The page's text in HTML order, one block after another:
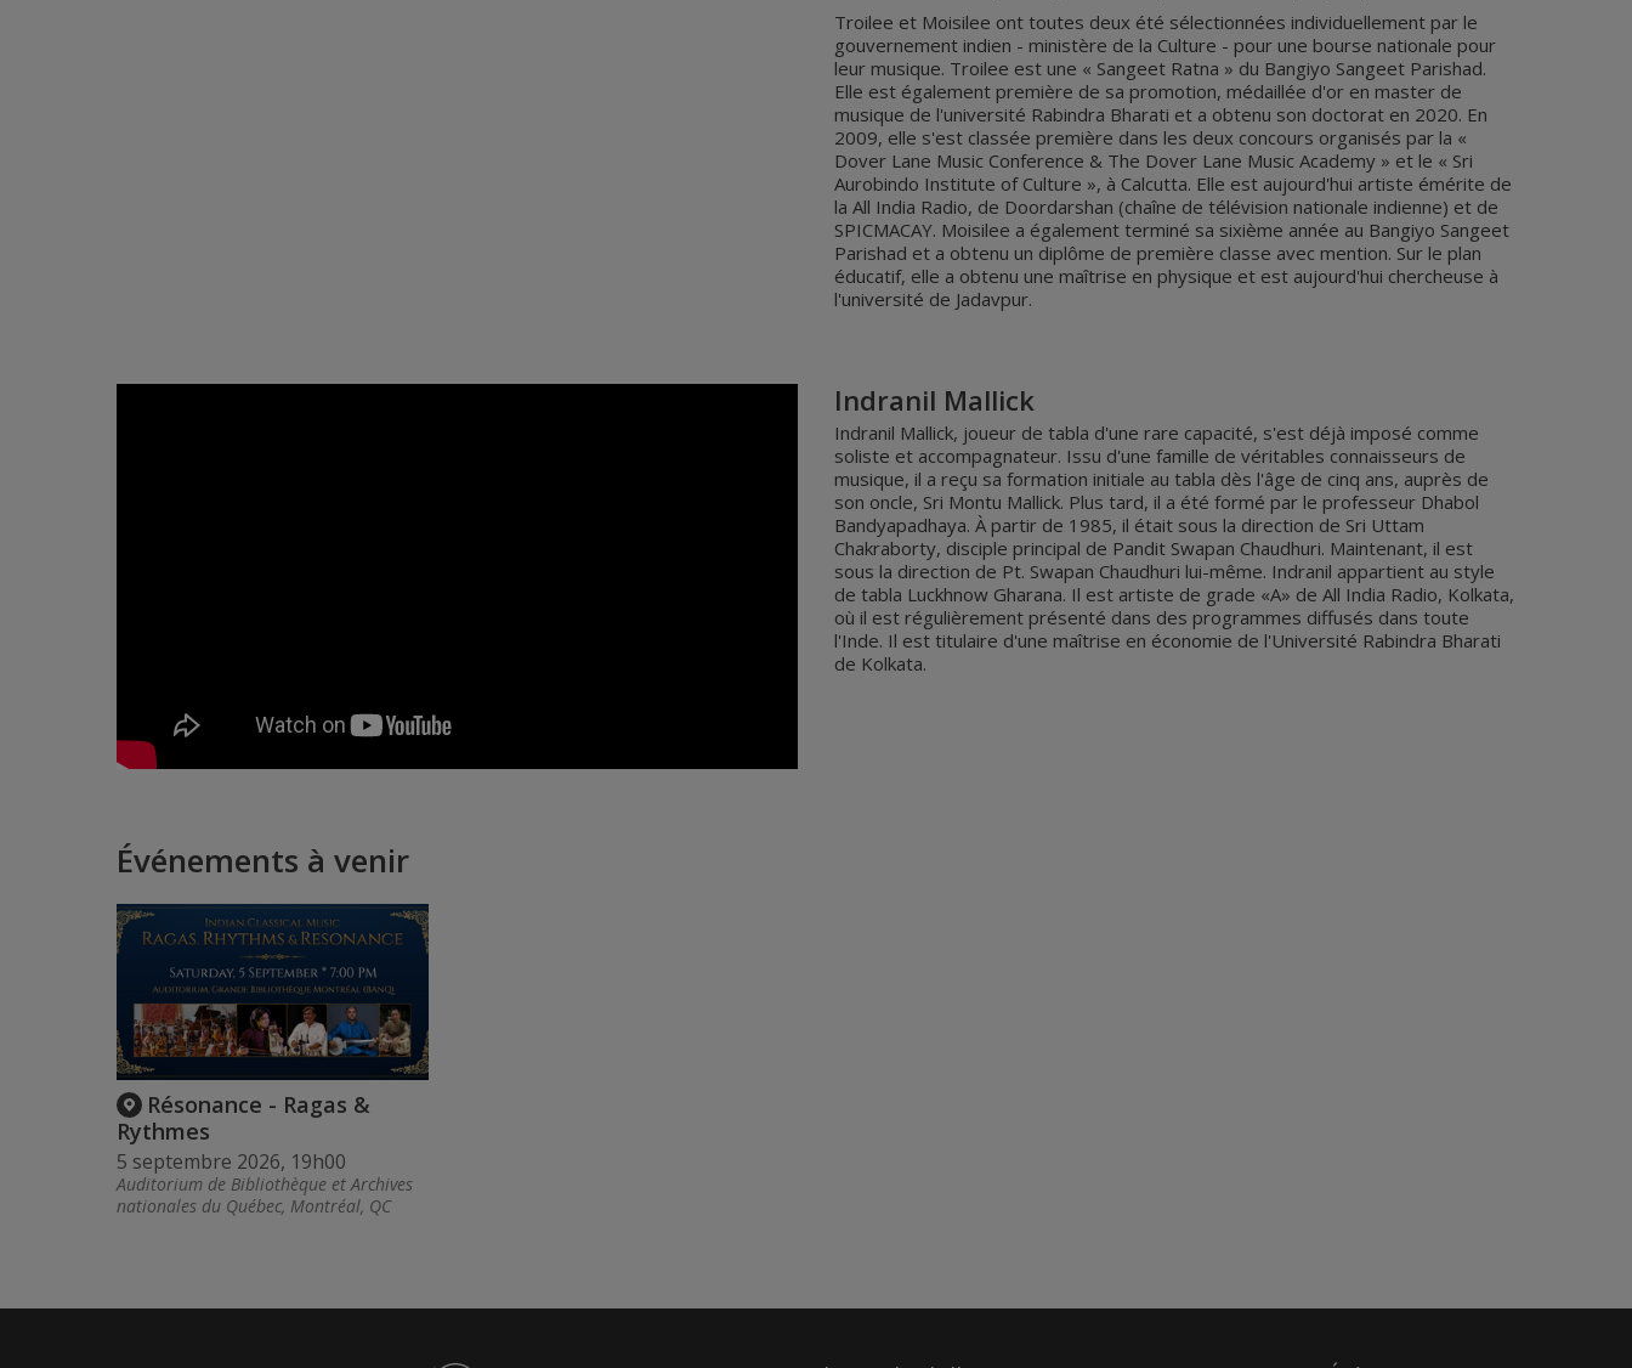
Troilee et Moisilee ont toutes deux été sélectionnées individuellement par le
gouvernement indien - ministère de la Culture - pour une bourse nationale pour
leur musique. Troilee est une « Sangeet Ratna » du Bangiyo Sangeet Parishad.
Elle est également première de sa promotion, médaillée d'or en master de
musique de l'université Rabindra Bharati et a obtenu son doctorat en 2020. En
2009, elle s'est classée première dans les deux concours organisés par la «
Dover Lane Music Conference & The Dover Lane Music Academy » et le « Sri
Aurobindo Institute of Culture », à Calcutta. Elle est aujourd'hui artiste émérite de
la All India Radio, de Doordarshan (chaîne de télévision nationale indienne) et de
SPICMACAY. Moisilee a également terminé sa sixième année au Bangiyo Sangeet
Parishad et a obtenu un diplôme de première classe avec mention. Sur le plan
éducatif, elle a obtenu une maîtrise en physique et est aujourd'hui chercheuse à
l'université de Jadavpur.
Indranil Mallick
Indranil Mallick, joueur de tabla d'une rare capacité, s'est déjà imposé comme
soliste et accompagnateur. Issu d'une famille de véritables connaisseurs de
musique, il a reçu sa formation initiale au tabla dès l'âge de cinq ans, auprès de
son oncle, Sri Montu Mallick. Plus tard, il a été formé par le professeur Dhabol
Bandyapadhaya. À partir de 1985, il était sous la direction de Sri Uttam
Chakraborty, disciple principal de Pandit Swapan Chaudhuri. Maintenant, il est
sous la direction de Pt. Swapan Chaudhuri lui-même. Indranil appartient au style
de tabla Luckhnow Gharana. Il est artiste de grade «A» de All India Radio, Kolkata,
où il est régulièrement présenté dans des programmes diffusés dans toute
l'Inde. Il est titulaire d'une maîtrise en économie de l'Université Rabindra Bharati
de Kolkata.
Événements à venir
Résonance - Ragas &
Rythmes
5 septembre 2026, 19h00
Auditorium de Bibliothèque et Archives
nationales du Québec, Montréal, QC